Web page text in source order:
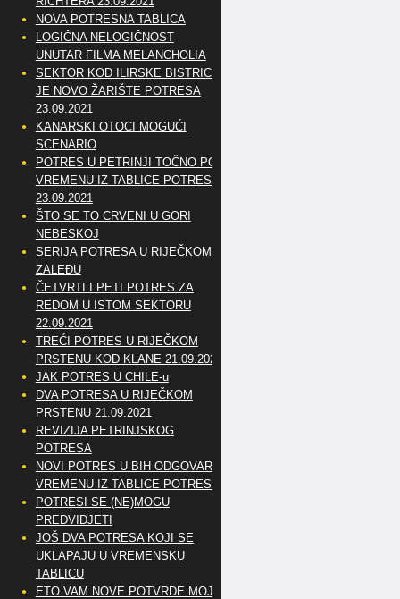
NOVA POTRESNA TABLICA
LOGIČNA NELOGIČNOST
UNUTAR FILMA MELANCHOLIA
SEKTOR KOD ILIRSKE BISTRICE
JE NOVO ŽARIŠTE POTRESA
23.09.2021
KANARSKI OTOCI MOGUĆI
SCENARIO
POTRES U PETRINJI TOČNO PO
VREMENU IZ TABLICE POTRESA
23.09.2021
ŠTO SE TO CRVENI U GORI
NEBESKOJ
SERIJA POTRESA U RIJEČKOM
ZALEĐU
ČETVRTI I PETI POTRES ZA
REDOM U ISTOM SEKTORU
22.09.2021
TREĆI POTRES U RIJEČKOM
PRSTENU KOD KLANE 21.09.2021
JAK POTRES U CHILE-u
DVA POTRESA U RIJEČKOM
PRSTENU 21.09.2021
REVIZIJA PETRINJSKOG
POTRESA
NOVI POTRES U BIH ODGOVARA
VREMENU IZ TABLICE POTRESA
POTRESI SE (NE)MOGU
PREDVIDJETI
JOŠ DVA POTRESA KOJI SE
UKLAPAJU U VREMENSKU
TABLICU
ETO VAM NOVE POTVRDE MOJE